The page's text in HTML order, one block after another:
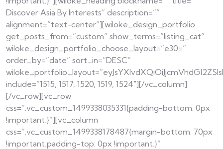
Discover Asia By Interests” description=””
alignment=”text-center”][wiloke_design_portfolio
get_posts_from=”custom” show_terms=”listing_cat”
wiloke_design_portfolio_choose_layout=”e30=”
order_by=”date” sort_in=”DESC”
include=”1515, 1517, 1520, 1519, 1524″][/vc_column]
[/vc_row][vc_row
css=”.vc_custom_1499338035331{padding-bottom: 0px
!important;}”][vc_column
css=”.vc_custom_1499338178487{margin-bottom: 70px
!important;padding-top: 0px !important;}”